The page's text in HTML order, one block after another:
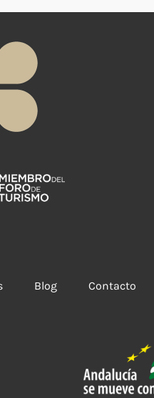
Blog Contacto